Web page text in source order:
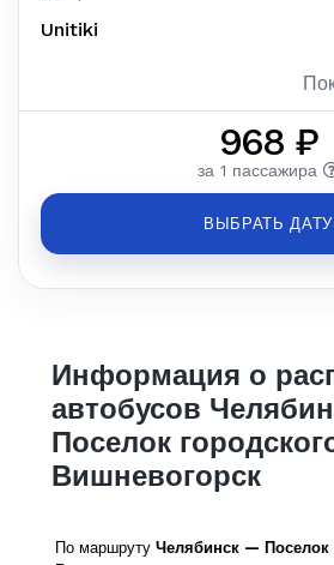
Unitiki
968 ₽
за 1 пассажира
ВЫБРАТЬ ДАТУ
Информация о
автобусов
Поселок
Вишневогорск
По маршруту Челябинск — Поселок